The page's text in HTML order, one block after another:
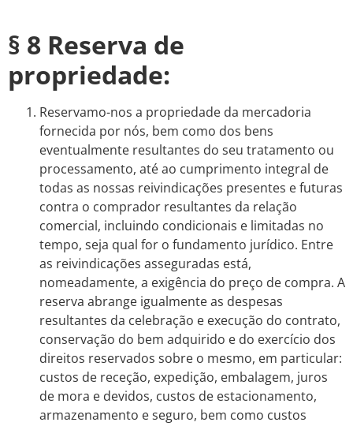
§ 8 Reserva de
propriedade:
Reservamo-nos a propriedade da mercadoria
fornecida por nós, bem como dos bens
eventualmente resultantes do seu tratamento ou
processamento, até ao cumprimento integral de
todas as nossas reivindicações presentes e futuras
contra o comprador resultantes da relação
comercial, incluindo condicionais e limitadas no
tempo, seja qual for o fundamento jurídico. Entre
as reivindicações asseguradas está,
nomeadamente, a exigência do preço de compra. A
reserva abrange igualmente as despesas
resultantes da celebração e execução do contrato,
conservação do bem adquirido e do exercício dos
direitos reservados sobre o mesmo, em particular:
custos de receção, expedição, embalagem, juros
de mora e devidos, custos de estacionamento,
armazenamento e seguro, bem como custos